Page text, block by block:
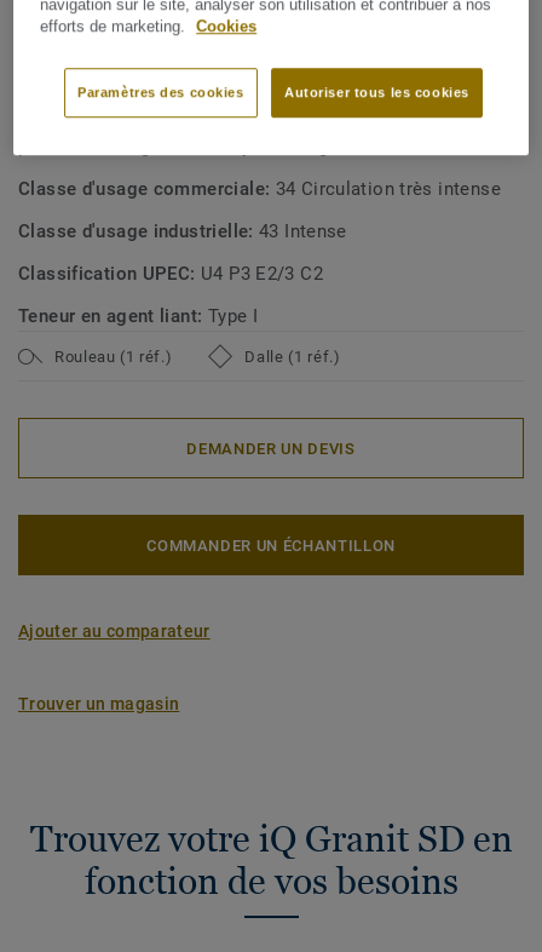
Fabriqué en Suède
Type de revêtement de sol:Permanently static dissipative
Classe d'usage commerciale: 34 Circulation très intense
Classe d'usage industrielle:43 Intense
Classification UPEC: U4 P3 E2/3 C2
Teneur en agent liant: Type I
Rouleau (1 réf.) Dalle (1 réf.)
DEMANDER UN DEVIS
COMMANDER UN ÉCHANTILLON
Ajouter au comparateur
Trouver un magasin
Trouvez votre iQ Granit SD en
fonction de vos besoins
navigation sur le site, analyser son utilisation et contribuer à nos
efforts de marketing.
Cookies
Autoriser tous les cookies
Paramètres des cookies